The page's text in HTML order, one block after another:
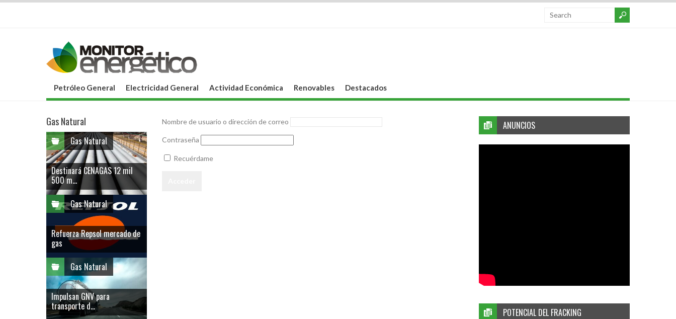
Petróleo General Electricidad General Actividad Económica Renovables Destacados
Nombre de usuario o dirección de correo
Contraseña
Recuérdame
ANUNCIOS
POTENCIAL DEL FRACKING
Gas Natural
Gas Natural
Destinará CENAGAS 12 mil
500 m...
Gas Natural
Refuerza Repsol mercado de
gas
Gas Natural
Impulsan GNV para
transporte d...